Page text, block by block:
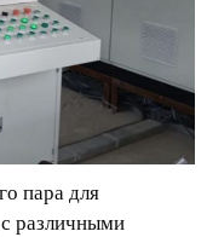
пара для
различными